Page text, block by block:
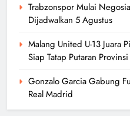
Trabzonspor Mulai
Dijadwalkan 5 Agustus
Malang United U-13 Juara
Siap Tatap Putaran Provinsi
Gonzalo Garcia Gabung
Real Madrid